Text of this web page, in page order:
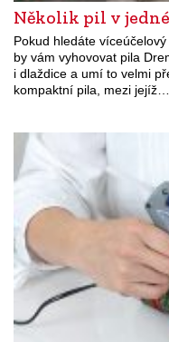
Několik pil v
Pokud hledáte
by vám vyhovovat pila
i dlaždice a umí to velmi
kompaktní pila, mezi jejíž…